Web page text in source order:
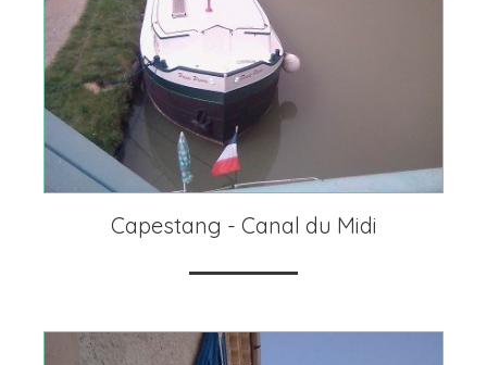
Capestang - Canal du Midi